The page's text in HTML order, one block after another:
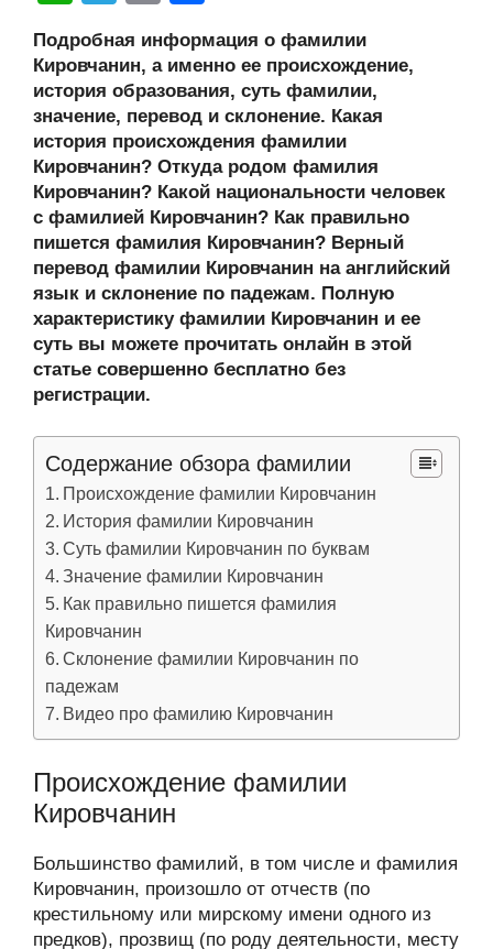
n
o
kl
a
ss
ni
ki
c
e
b
o
o
k
er g
er
J
o
ur
n
al
u
e
at
s
A
p
p
e
gr
a
m
ail р
а
в
и
ть
Подробная информация о фамилии
Кировчанин, а именно ее происхождение,
история образования, суть фамилии,
значение, перевод и склонение. Какая
история происхождения фамилии
Кировчанин? Откуда родом фамилия
Кировчанин? Какой национальности человек
с фамилией Кировчанин? Как правильно
пишется фамилия Кировчанин? Верный
перевод фамилии Кировчанин на английский
язык и склонение по падежам. Полную
характеристику фамилии Кировчанин и ее
суть вы можете прочитать онлайн в этой
статье совершенно бесплатно без
регистрации.
Содержание обзора фамилии
Происхождение фамилии Кировчанин
История фамилии Кировчанин
Суть фамилии Кировчанин по буквам
Значение фамилии Кировчанин
Как правильно пишется фамилия
Кировчанин
Склонение фамилии Кировчанин по
падежам
Видео про фамилию Кировчанин
Происхождение фамилии
Кировчанин
Большинство фамилий, в том числе и фамилия
Кировчанин, произошло от отчеств (по
крестильному или мирскому имени одного из
предков), прозвищ (по роду деятельности, месту